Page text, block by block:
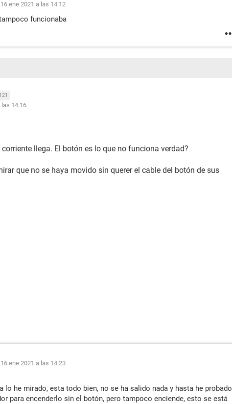
ene 2021 a las 14:12
funcionaba
las 14:16
llega. El botón es lo que no funciona verdad?
que no se haya movido sin querer el cable del botón de sus
ene 2021 a las 14:23
lo he mirado, esta todo bien, no se ha salido nada y hasta he probado
para encenderlo sin el botón, pero tampoco enciende, esto se está